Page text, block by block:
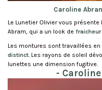
Caroline
Le Lunetier Olivier vous
Abram, qui a un look de
Les montures sont travaillées
distinct . Les rayons de soleil
lunettes une dimension fugitive.
-